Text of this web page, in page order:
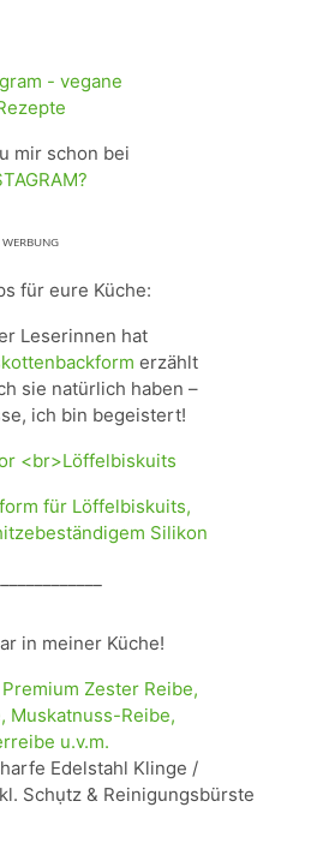
mir schon bei
ᵂᴱᴿᴮᵁᴺᴳ
für eure Küche:
Leserinnen hat
erzählt
sie natürlich haben –
ich bin begeistert!
für Löffelbiskuits,
Silikon
in meiner Küche!
Zester Reibe,
Muskatnuss-Reibe,
u.v.m.
Edelstahl Klinge /
Schụtz & Reinigungsbürste